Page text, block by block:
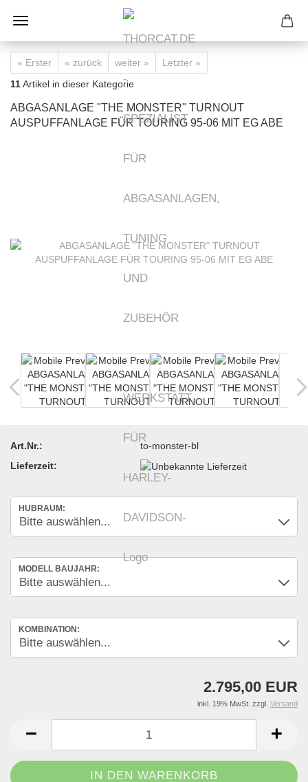
« Erster « zurück weiter »
Letzter »
11Artikel in dieser Kategorie
ABGASANLAGE "THE MONSTER" TURNOUT
AUSPUFFANLAGE FÜR TOURING 95-06 MIT EG ABE
Art.Nr.:
to-monster-bl
Lieferzeit:
HUBRAUM:
MODELL BAUJAHR:
KOMBINATION:
2.795,00 EUR
inkl. 19% MwSt. zzgl. Versand